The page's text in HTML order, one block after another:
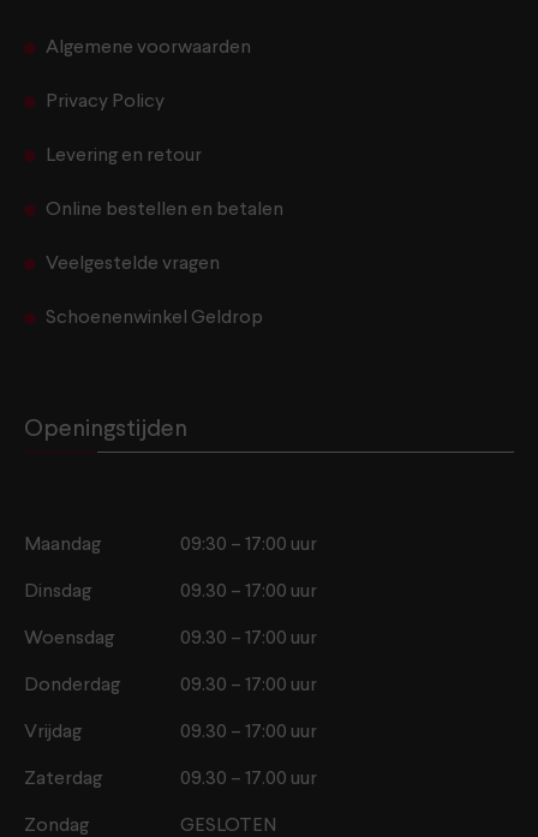
Algemene voorwaarden
Privacy Policy
Levering en retour
Online bestellen en betalen
Veelgestelde vragen
Schoenenwinkel Geldrop
Openingstijden
Maandag 09:30 – 17:00 uur
Dinsdag 09.30 – 17:00 uur
Woensdag 09.30 – 17:00 uur
Donderdag 09.30 – 17:00 uur
Vrijdag 09.30 – 17:00 uur
Zaterdag 09.30 – 17.00 uur
Zondag GESLOTEN